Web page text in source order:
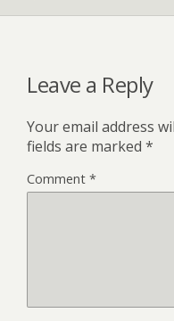
Leave a Reply
Your email address
fields are marked *
Comment *